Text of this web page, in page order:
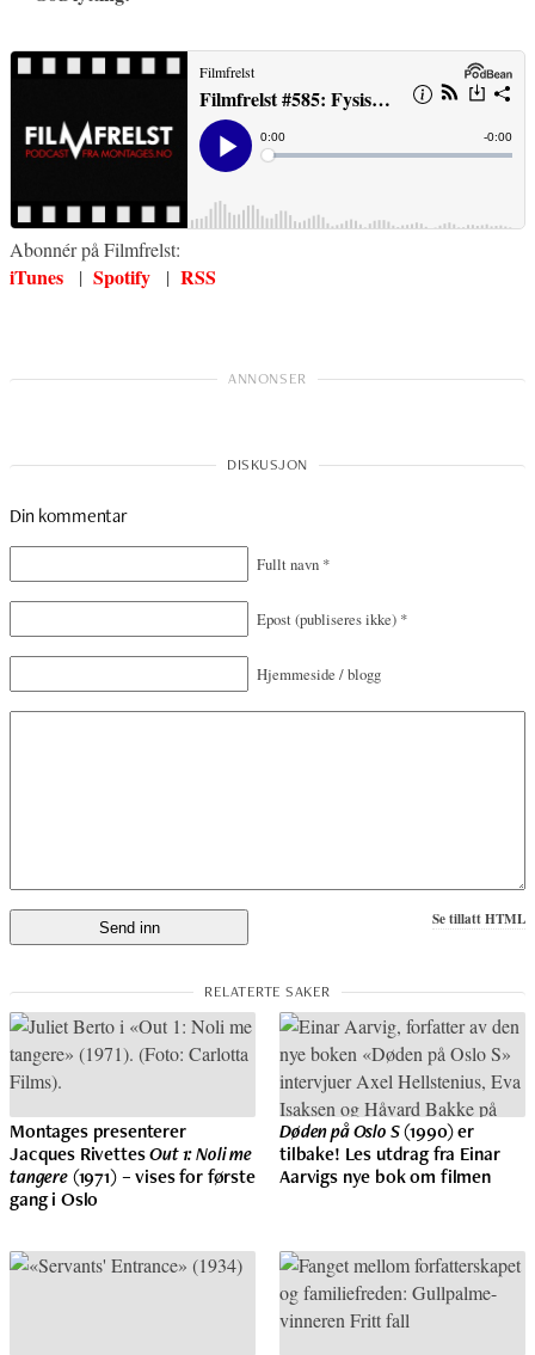
Abonnér på Filmfrelst:
iTunes | Spotify | RSS
Din kommentar
Fullt navn *
Epost(publiseres ikke) *
Hjemmeside / blogg
Se tillatt HTML
Montages presenterer
Jacques RivettesOut 1: Noli me
tangere(1971) – vises for første
gang i Oslo
Døden på Oslo S(1990) er
tilbake! Les utdrag fra Einar
Aarvigs nye bok om filmen